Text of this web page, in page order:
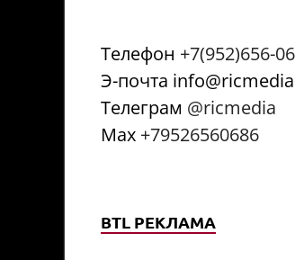
Телефон +7(952)656-
Э-почта
Телеграм @ricmedia
Мах +79526560686
BTL РЕКЛАМА